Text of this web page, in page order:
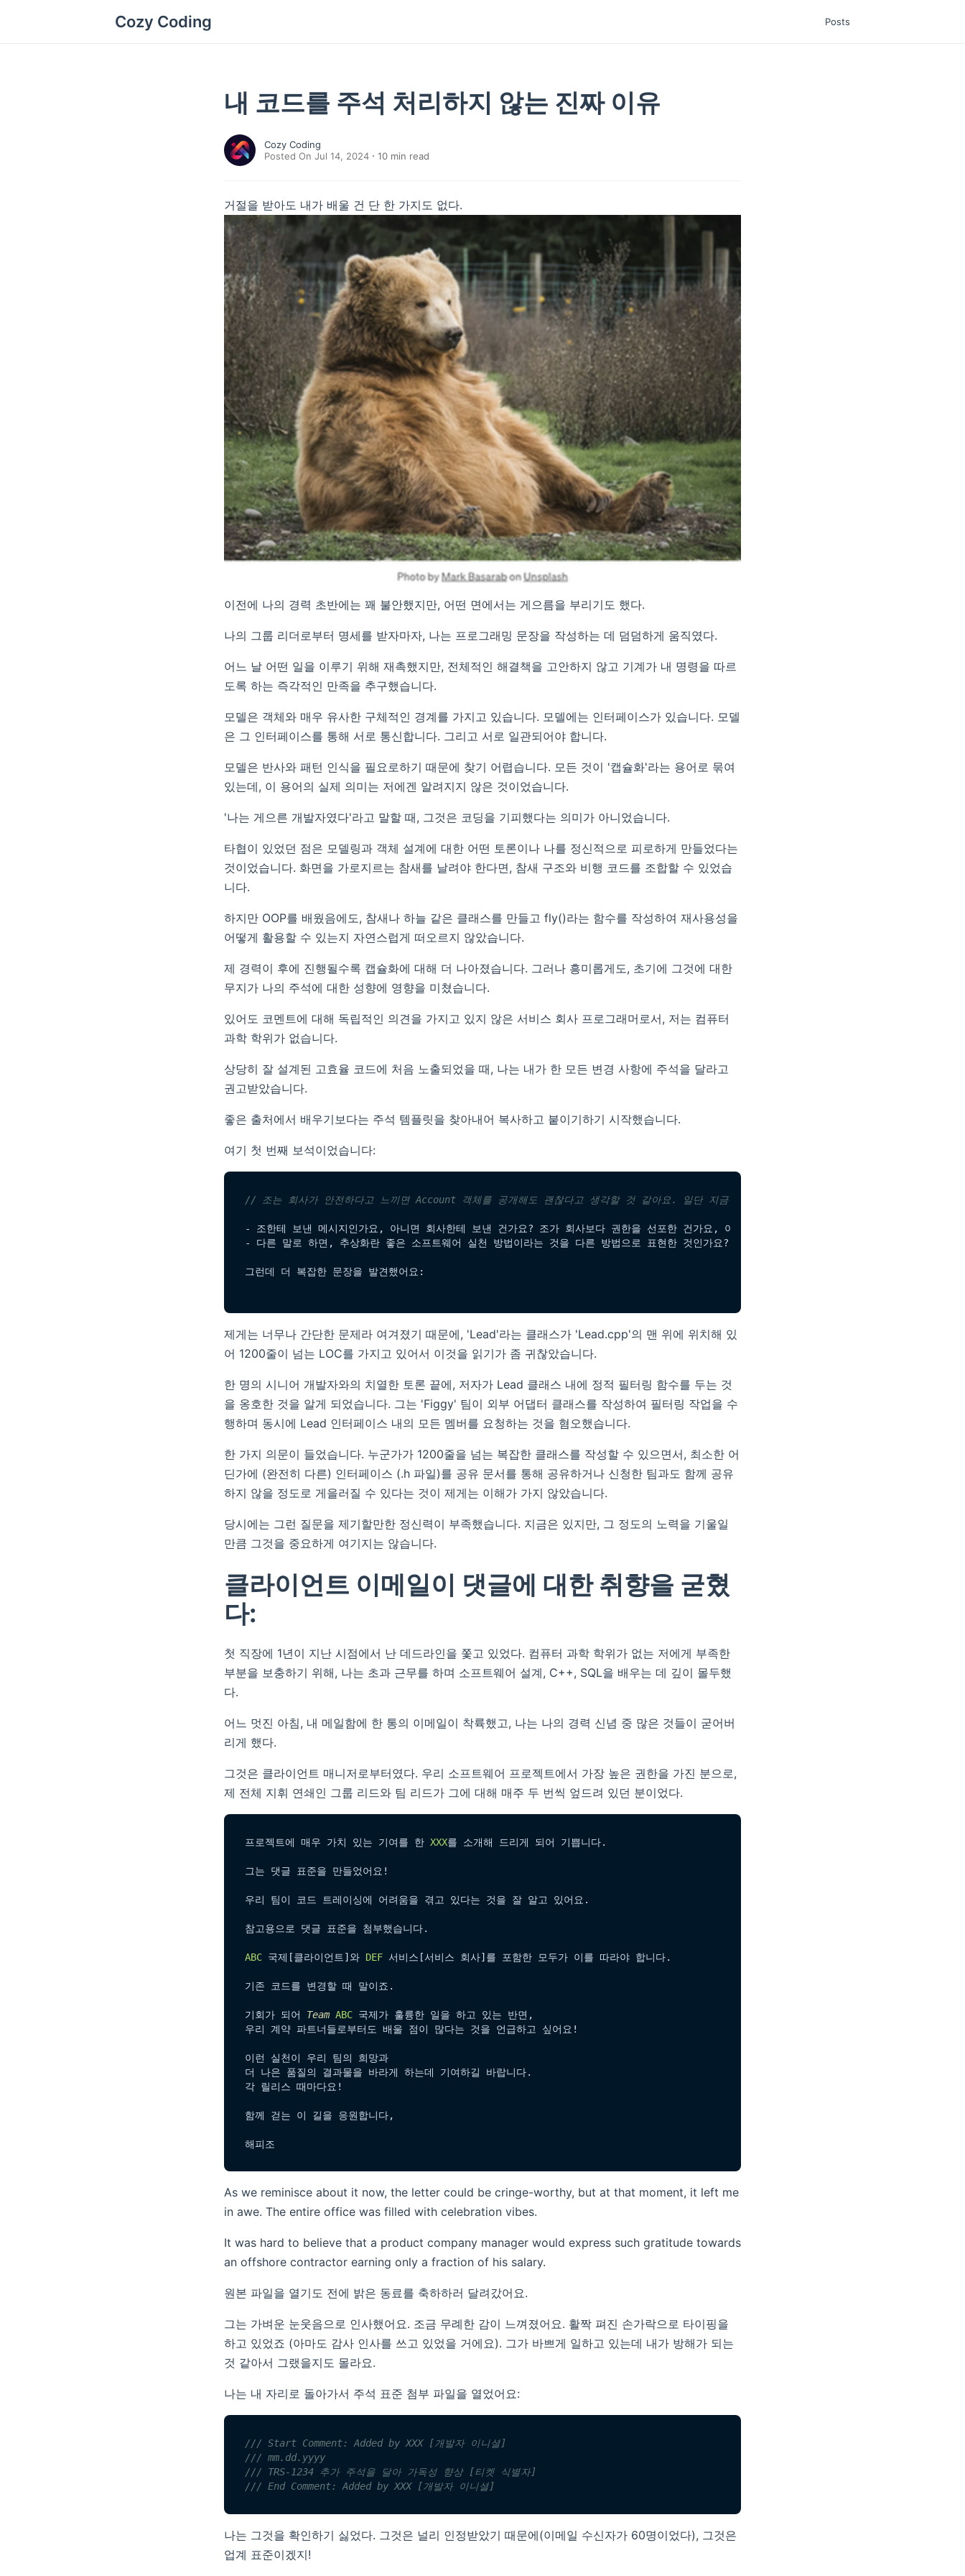
Cozy Coding Posts
내 코드를 주석 처리하지 않는 진짜 이유
Cozy Coding
Posted On Jul 14, 2024
10 min read
거절을 받아도 내가 배울 건 단 한 가지도 없다.
이전에 나의 경력 초반에는 꽤 불안했지만, 어떤 면에서는 게으름을 부리기도 했다.
나의 그룹 리더로부터 명세를 받자마자, 나는 프로그래밍 문장을 작성하는 데 덤덤하게 움직였다.
어느 날 어떤 일을 이루기 위해 재촉했지만, 전체적인 해결책을 고안하지 않고 기계가 내 명령을 따르
도록 하는 즉각적인 만족을 추구했습니다.
모델은 객체와 매우 유사한 구체적인 경계를 가지고 있습니다. 모델에는 인터페이스가 있습니다. 모델
은 그 인터페이스를 통해 서로 통신합니다. 그리고 서로 일관되어야 합니다.
모델은 반사와 패턴 인식을 필요로하기 때문에 찾기 어렵습니다. 모든 것이 '캡슐화'라는 용어로 묶여
있는데, 이 용어의 실제 의미는 저에겐 알려지지 않은 것이었습니다.
'나는 게으른 개발자였다'라고 말할 때, 그것은 코딩을 기피했다는 의미가 아니었습니다.
타협이 있었던 점은 모델링과 객체 설계에 대한 어떤 토론이나 나를 정신적으로 피로하게 만들었다는
것이었습니다. 화면을 가로지르는 참새를 날려야 한다면, 참새 구조와 비행 코드를 조합할 수 있었습
니다.
하지만 OOP를 배웠음에도, 참새나 하늘 같은 클래스를 만들고 fly()라는 함수를 작성하여 재사용성을
어떻게 활용할 수 있는지 자연스럽게 떠오르지 않았습니다.
제 경력이 후에 진행될수록 캡슐화에 대해 더 나아졌습니다. 그러나 흥미롭게도, 초기에 그것에 대한
무지가 나의 주석에 대한 성향에 영향을 미쳤습니다.
있어도 코멘트에 대해 독립적인 의견을 가지고 있지 않은 서비스 회사 프로그래머로서, 저는 컴퓨터
과학 학위가 없습니다.
상당히 잘 설계된 고효율 코드에 처음 노출되었을 때, 나는 내가 한 모든 변경 사항에 주석을 달라고
권고받았습니다.
좋은 출처에서 배우기보다는 주석 템플릿을 찾아내어 복사하고 붙이기하기 시작했습니다.
여기 첫 번째 보석이었습니다:
// 조는 회사가 안전하다고 느끼면 Account 객체를 공개해도 괜찮다고 생각할 것 같아요. 일단 지금은 그냥 넘어갔어요.
- 조한테 보낸 메시지인가요, 아니면 회사한테 보낸 건가요? 조가 회사보다 권한을 선포한 건가요, 아니면 그 반대입니까?
- 다른 말로 하면, 추상화란 좋은 소프트웨어 실천 방법이라는 것을 다른 방법으로 표현한 것인가요? 그런데 여기서는 그럴 필요가 없는 거죠.
그런데 더 복잡한 문장을 발견했어요:
제게는 너무나 간단한 문제라 여겨졌기 때문에, 'Lead'라는 클래스가 'Lead.cpp'의 맨 위에 위치해 있
어 1200줄이 넘는 LOC를 가지고 있어서 이것을 읽기가 좀 귀찮았습니다.
한 명의 시니어 개발자와의 치열한 토론 끝에, 저자가 Lead 클래스 내에 정적 필터링 함수를 두는 것
을 옹호한 것을 알게 되었습니다. 그는 'Figgy' 팀이 외부 어댑터 클래스를 작성하여 필터링 작업을 수
행하며 동시에 Lead 인터페이스 내의 모든 멤버를 요청하는 것을 혐오했습니다.
한 가지 의문이 들었습니다. 누군가가 1200줄을 넘는 복잡한 클래스를 작성할 수 있으면서, 최소한 어
딘가에 (완전히 다른) 인터페이스 (.h 파일)를 공유 문서를 통해 공유하거나 신청한 팀과도 함께 공유
하지 않을 정도로 게을러질 수 있다는 것이 제게는 이해가 가지 않았습니다.
당시에는 그런 질문을 제기할만한 정신력이 부족했습니다. 지금은 있지만, 그 정도의 노력을 기울일
만큼 그것을 중요하게 여기지는 않습니다.
클라이언트 이메일이 댓글에 대한 취향을 굳혔
다:
첫 직장에 1년이 지난 시점에서 난 데드라인을 쫓고 있었다. 컴퓨터 과학 학위가 없는 저에게 부족한
부분을 보충하기 위해, 나는 초과 근무를 하며 소프트웨어 설계, C++, SQL을 배우는 데 깊이 몰두했
다.
어느 멋진 아침, 내 메일함에 한 통의 이메일이 착륙했고, 나는 나의 경력 신념 중 많은 것들이 굳어버
리게 했다.
그것은 클라이언트 매니저로부터였다. 우리 소프트웨어 프로젝트에서 가장 높은 권한을 가진 분으로,
제 전체 지휘 연쇄인 그룹 리드와 팀 리드가 그에 대해 매주 두 번씩 엎드려 있던 분이었다.
프로젝트에 매우 가치 있는 기여를 한 XXX를 소개해 드리게 되어 기쁩니다.
그는 댓글 표준을 만들었어요!
우리 팀이 코드 트레이싱에 어려움을 겪고 있다는 것을 잘 알고 있어요.
참고용으로 댓글 표준을 첨부했습니다.
ABC 국제[클라이언트]와 DEF 서비스[서비스 회사]를 포함한 모두가 이를 따라야 합니다.
기존 코드를 변경할 때 말이죠.
기회가 되어 Team ABC 국제가 훌륭한 일을 하고 있는 반면,
우리 계약 파트너들로부터도 배울 점이 많다는 것을 언급하고 싶어요!
이런 실천이 우리 팀의 희망과
더 나은 품질의 결과물을 바라게 하는데 기여하길 바랍니다.
각 릴리스 때마다요!
함께 걷는 이 길을 응원합니다,
As we reminisce about it now, the letter could be cringe-worthy, but at that moment, it left me
in awe. The entire office was filled with celebration vibes.
It was hard to believe that a product company manager would express such gratitude towards
an offshore contractor earning only a fraction of his salary.
원본 파일을 열기도 전에 밝은 동료를 축하하러 달려갔어요.
그는 가벼운 눈웃음으로 인사했어요. 조금 무례한 감이 느껴졌어요. 활짝 펴진 손가락으로 타이핑을
하고 있었죠 (아마도 감사 인사를 쓰고 있었을 거에요). 그가 바쁘게 일하고 있는데 내가 방해가 되는
것 같아서 그랬을지도 몰라요.
나는 내 자리로 돌아가서 주석 표준 첨부 파일을 열었어요:
/// Start Comment: Added by XXX [개발자 이니셜]
/// mm.dd.yyyy
/// TRS-1234 추가 주석을 달아 가독성 향상 [티켓 식별자]
/// End Comment: Added by XXX [개발자 이니셜]
나는 그것을 확인하기 싫었다. 그것은 널리 인정받았기 때문에(이메일 수신자가 60명이었다), 그것은
업계 표준이겠지!